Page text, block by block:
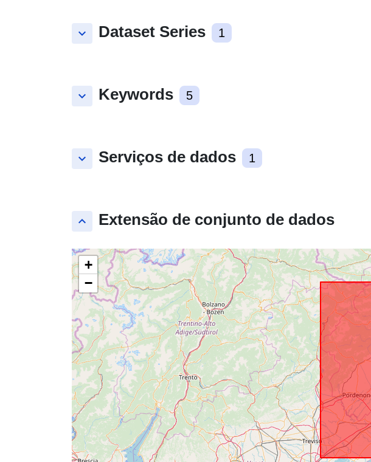
keyboard_arrow_down Dataset Series 1
keyboard_arrow_down Keywords 5
keyboard_arrow_down Serviços de dados 1
keyboard_arrow_up Extensão de conjunto de dados
+
−